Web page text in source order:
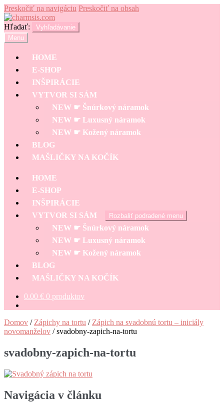
Preskočiť na navigáciu Preskočiť na obsah
Hľadať:
Vyhľadávanie
Menu
HOME
E-SHOP
INŠPIRÁCIE
VYTVOR SI SÁM
NEW ☛ Šnúrkový náramok
NEW ☛ Luxusný náramok
NEW ☛ Kožený náramok
BLOG
MAŠLIČKY NA KOČÍK
HOME
E-SHOP
INŠPIRÁCIE
VYTVOR SI SÁM
Rozbaliť podradené menu
NEW ☛ Šnúrkový náramok
NEW ☛ Luxusný náramok
NEW ☛ Kožený náramok
BLOG
MAŠLIČKY NA KOČÍK
0.00 € 0 produktov
Domov / Zápichy na tortu / Zápich na svadobnú tortu – iniciály
novomanželov /svadobny-zapich-na-tortu
svadobny-zapich-na-tortu
Navigácia v článku